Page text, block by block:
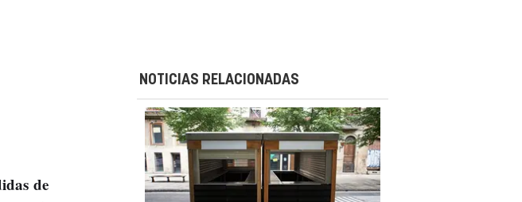
de
NOTICIAS RELACIONADAS